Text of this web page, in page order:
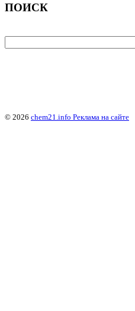
ПОИСК
© 2026 chem21.info Реклама на сайте